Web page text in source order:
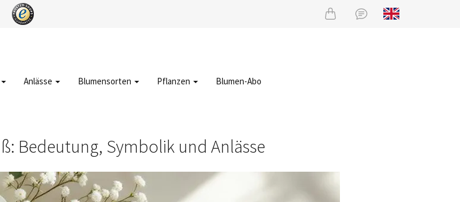
Anlässe Blumensorten Pflanzen Blumen-Abo
Bedeutung, Symbolik und Anlässe